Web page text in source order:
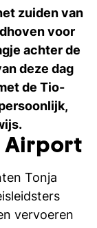
zuiden van
voor
achter de
deze dag
de Tio-
Airport
Tonja
vervoeren